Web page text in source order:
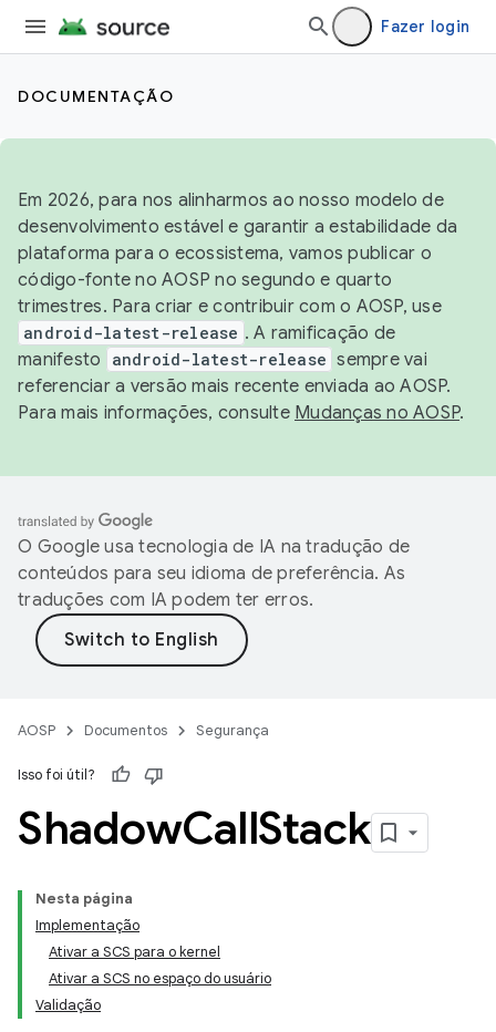
Fazer login
DOCUMENTAÇÃO
Em 2026, para nos alinharmos ao nosso modelo de
desenvolvimento estável e garantir a estabilidade da
plataforma para o ecossistema, vamos publicar o
código-fonte no AOSP no segundo e quarto
trimestres. Para criar e contribuir com o AOSP, use
android-latest-release . A ramificação de
manifesto
android-latest-release sempre vai
referenciar a versão mais recente enviada ao AOSP.
Para mais informações, consulte Mudanças no AOSP.
O Google usa tecnologia de IA na tradução de
conteúdos para seu idioma de preferência. As
traduções com IA podem ter erros.
AOSP Documentos Segurança
Isso foi útil?
ShadowCallStack
Nesta página
Implementação
Ativar a SCS para o kernel
Ativar a SCS no espaço do usuário
Validação